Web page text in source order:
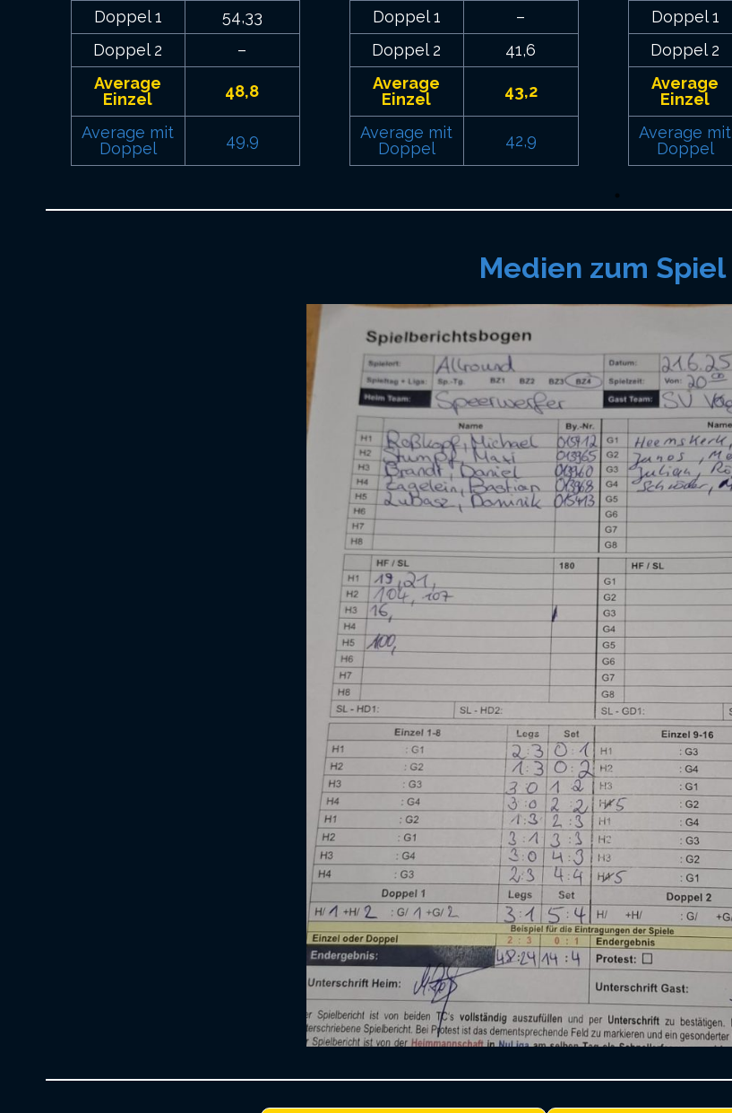
Doppel 1
54,33
Doppel 2
–
Average
Einzel
48,8
Average mit
Doppel
49,9
Doppel 1
–
Doppel 2
41,6
Average
Einzel
43,2
Average mit
Doppel
42,9
Doppel 1
Doppel 2
Average
Einzel
Average mit
Doppel
Medien zum Spiel